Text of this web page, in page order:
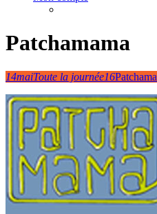
Patchamama
14maiToute la journée16